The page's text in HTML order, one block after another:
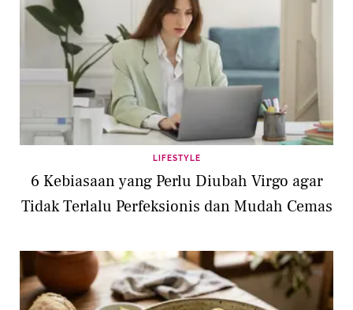
LIFESTYLE
6 Kebiasaan yang Perlu Diubah Virgo agar
Tidak Terlalu Perfeksionis dan Mudah Cemas